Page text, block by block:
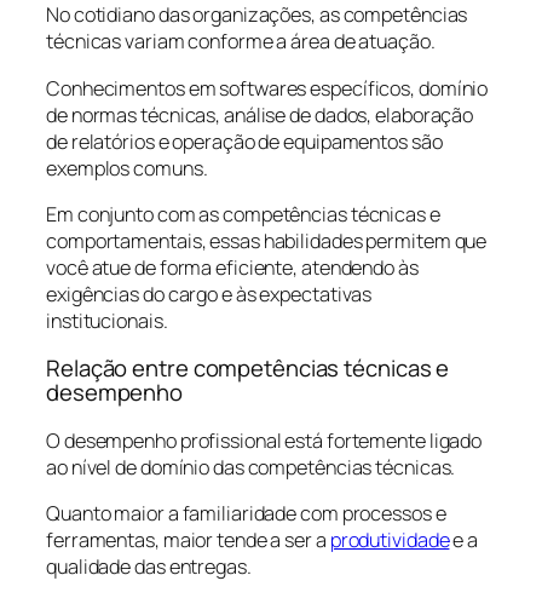
No cotidiano das organizações, as competências
técnicas variam conforme a área de atuação.
Conhecimentos em softwares específicos, domínio
de normas técnicas, análise de dados, elaboração
de relatórios e operação de equipamentos são
exemplos comuns.
Em conjunto com as competências técnicas e
comportamentais, essas habilidades permitem que
você atue de forma eficiente, atendendo às
exigências do cargo e às expectativas
institucionais.
Relação entre competências técnicas e
desempenho
O desempenho profissional está fortemente ligado
ao nível de domínio das competências técnicas.
Quanto maior a familiaridade com processos e
ferramentas, maior tende a ser a produtividadee a
qualidade das entregas.